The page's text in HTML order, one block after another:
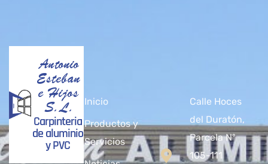
Antonio
Esteban
e Hijos
S.L.
Carpinteria
de aluminio
y PVC
Inicio
Productos y
Servicios
Calle Hoces
del Duratón,
Parcela Nº
105-111